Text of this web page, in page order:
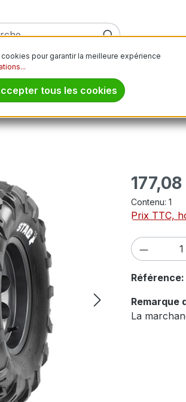
Jantes Pneus tout-terrain
Prix
Contenu: 1
Prix TTC,
Référence:
Remarque
La
pour garantir la meilleure expérience
tous les cookies